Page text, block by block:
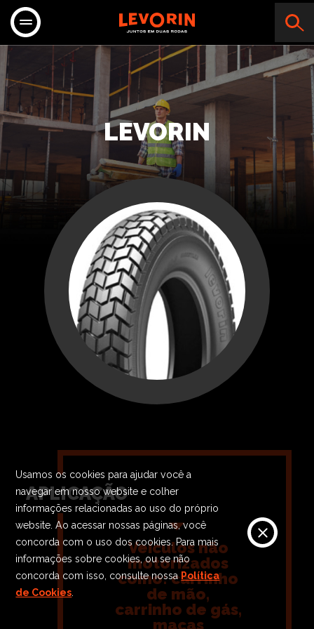
LEVORIN
APLICAÇÃO
Veículos não
motorizados
como: carrinho
de mão,
carrinho de gás,
macas
Usamos os cookies para ajudar você a
navegar em nosso website e colher
informações relacionadas ao uso do próprio
website. Ao acessar nossas páginas, você
concorda com o uso dos cookies. Para mais
informações sobre cookies, ou se não
concorda com isso, consulte nossa Política
de Cookies